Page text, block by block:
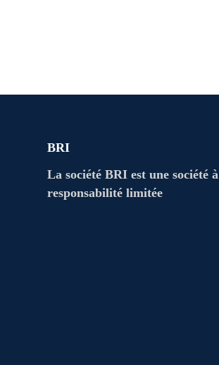
BRI
La société BRI est une société à
responsabilité limitée